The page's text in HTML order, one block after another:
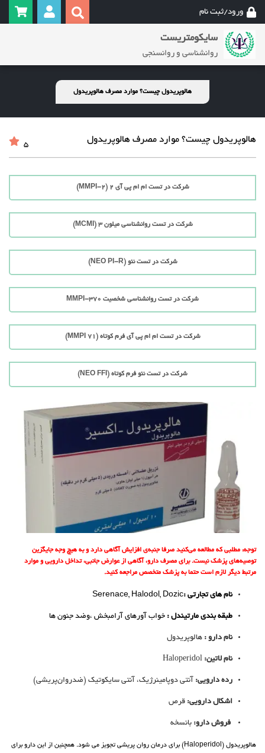
ورود/ثبت نام
سایکومتریست
روانشناسی و روانسنجی
هالوپریدول چیست؟ موارد مصرف هالوپریدول
هالوپریدول چیست؟ موارد مصرف هالوپریدول 5
شرکت در تست ام ام پی آی 2 (MMPI-2)
شرکت در تست روانشناسی میلون 3 (MCMI)
شرکت در تست نئو (NEO PI-R)
شرکت در تست روانشناسی شخصیت MMPI-370
شرکت در تست ام ام پی آی فرم کوتاه (71 MMPI)
شرکت در تست نئو فرم کوتاه (NEO FFI)
توجه: مطلبی که مطالعه می‌کنید صرفا جنبه‌ی افزایش آگاهی دارد و به هیچ وجه جایگزین
توصیه‌های پزشک نیست. برای مصرف دارو، آگاهی از عوارض جانبی، تداخل دارویی و موارد
مرتبط دیگر لازم است حتما به پزشک متخصص مراجعه کنید.
نام های تجارتی :Serenace, Halodol, Dozic
طبقه بندی مارتیندل : خواب آورهای آرامبخش ،وضد جنون ها
نام دارو : هالوپریدول
نام لاتین:
رده دارویی: آنتی دوپامینرژیک، آنتی سایکوتیک (ضدروان‌پریشی)
اشکال دارویی: قرص
فروش دارو: بانسخه
هالوپریدول (Haloperidol) برای درمان روان پریشی تجویز می شود. همچنین از این دارو برای